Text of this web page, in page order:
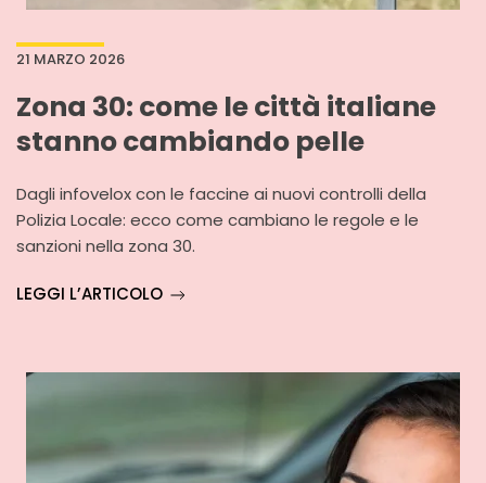
21 MARZO 2026
Zona 30: come le città italiane
stanno cambiando pelle
Dagli infovelox con le faccine ai nuovi controlli della
Polizia Locale: ecco come cambiano le regole e le
sanzioni nella zona 30.
LEGGI L’ARTICOLO